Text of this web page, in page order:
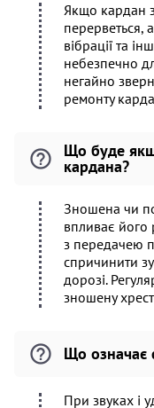
Якщо кардан
перерветься,
вібрації та
небезпечно
негайно
ремонту
Що буде
кардана?
Зношена чи
впливає його
з передачею
спричинити
дорозі.
зношену
Що означає
При звуках і